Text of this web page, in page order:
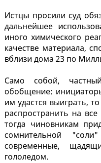
Истцы просили суд
дальнейшее
иного химического
качестве материала,
вблизи дома 23 по
Само собой,
обобщение:
им удастся выиграть,
распространить на
тогда чиновникам
сомнительной
современные,
гололедом.